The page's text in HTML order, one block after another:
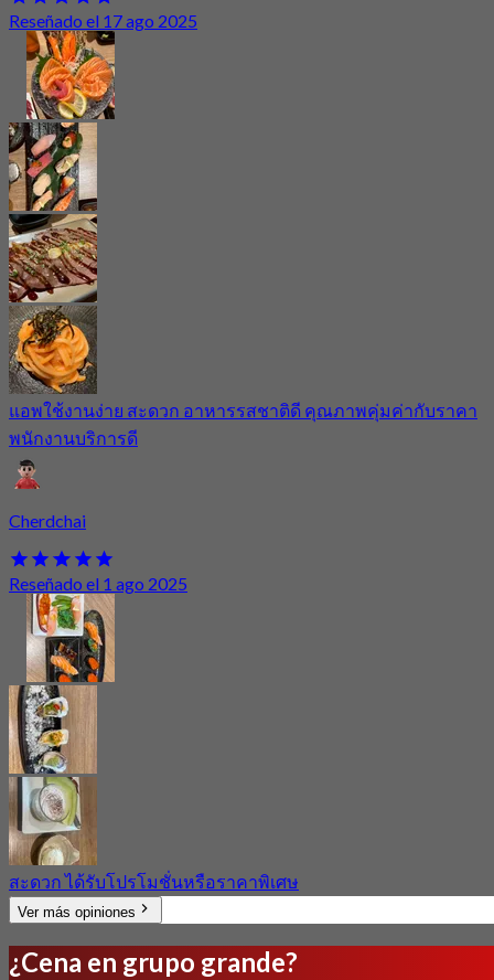
Reseñado el 17 ago 2025
แอพใช้งานง่าย สะดวก อาหารรสชาติดี คุณภาพคุ่มค่ากับราคา
พนักงานบริการดี
Cherdchai
Reseñado el 1 ago 2025
สะดวก ได้รับโปรโมชั่นหรือราคาพิเศษ
Ver más opiniones
¿Cena en grupo grande?